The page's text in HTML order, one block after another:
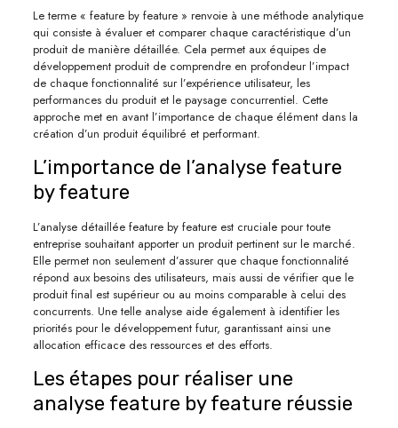
Le terme « feature by feature » renvoie à une méthode analytique
qui consiste à évaluer et comparer chaque caractéristique d’un
produit de manière détaillée. Cela permet aux équipes de
développement produit de comprendre en profondeur l’impact
de chaque fonctionnalité sur l’expérience utilisateur, les
performances du produit et le paysage concurrentiel. Cette
approche met en avant l’importance de chaque élément dans la
création d’un produit équilibré et performant.
L’importance de l’analyse feature
by feature
L’analyse détaillée feature by feature est cruciale pour toute
entreprise souhaitant apporter un produit pertinent sur le marché.
Elle permet non seulement d’assurer que chaque fonctionnalité
répond aux besoins des utilisateurs, mais aussi de vérifier que le
produit final est supérieur ou au moins comparable à celui des
concurrents. Une telle analyse aide également à identifier les
priorités pour le développement futur, garantissant ainsi une
allocation efficace des ressources et des efforts.
Les étapes pour réaliser une
analyse feature by feature réussie